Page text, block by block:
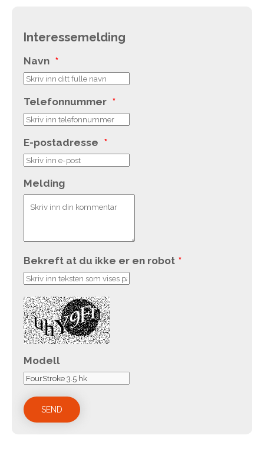
Interessemelding
Navn *
Telefonnummer *
E-postadresse *
Melding
Bekreft at du ikke er en robot *
Modell